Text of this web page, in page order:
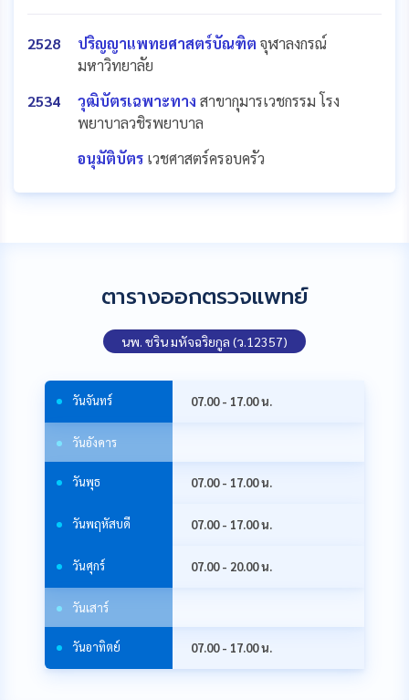
2528 ปริญญาแพทยศาสตร์บัณฑิต จุฬาลงกรณ์
มหาวิทยาลัย
2534
วุฒิบัตรเฉพาะทาง สาขากุมารเวชกรรม โรง
พยาบาลวชิรพยาบาล
อนุมัติบัตร เวชศาสตร์ครอบครัว
ตารางออกตรวจแพทย์
นพ. ชริน มหัจฉริยกูล (ว.12357)
วันจันทร์ 07.00 - 17.00 น.
วันอังคาร
วันพุธ 07.00 - 17.00 น.
วันพฤหัสบดี 07.00 - 17.00 น.
วันศุกร์ 07.00 - 20.00 น.
วันเสาร์
วันอาทิตย์ 07.00 - 17.00 น.